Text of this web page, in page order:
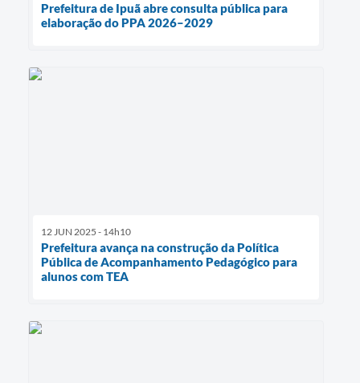
Prefeitura de Ipuã abre consulta pública para
elaboração do PPA 2026–2029
12 JUN 2025 - 14h10
Prefeitura avança na construção da Política
Pública de Acompanhamento Pedagógico para
alunos com TEA